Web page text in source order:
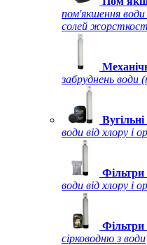
пом'якшення
солей
забруднень води
води від хлору і
Фільтри
води від хлору і
Фільтри
сірководню з води